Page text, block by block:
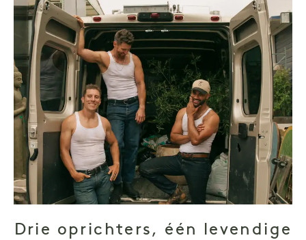
Drie oprichters, één levendige